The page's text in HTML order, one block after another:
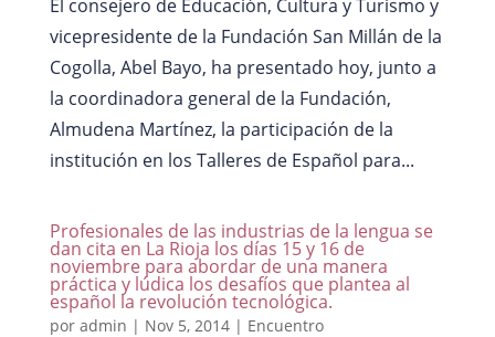
El consejero de Educación, Cultura y Turismo y
vicepresidente de la Fundación San Millán de la
Cogolla, Abel Bayo, ha presentado hoy, junto a
la coordinadora general de la Fundación,
Almudena Martínez, la participación de la
institución en los Talleres de Español para...
Profesionales de las industrias de la lengua se
dan cita en La Rioja los días 15 y 16 de
noviembre para abordar de una manera
práctica y lúdica los desafíos que plantea al
español la revolución tecnológica.
por admin | Nov 5, 2014| Encuentro